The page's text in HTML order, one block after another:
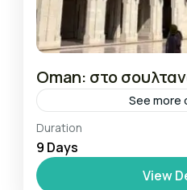
Oman: στο
See more
muscat
Επόμενη αναχώρηση
χώρα της Μέσης
Duration
9 Days
View